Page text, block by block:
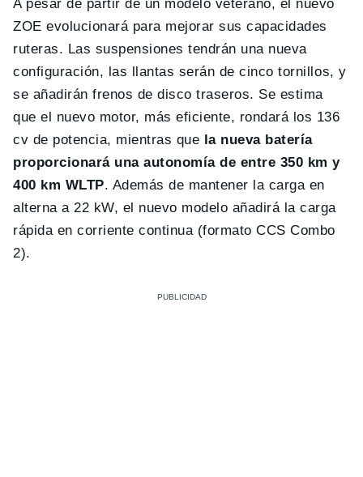
A pesar de partir de un modelo veterano, el nuevo
ZOE evolucionará para mejorar sus capacidades
ruteras. Las suspensiones tendrán una nueva
configuración, las llantas serán de cinco tornillos, y
se añadirán frenos de disco traseros. Se estima
que el nuevo motor, más eficiente, rondará los 136
cv de potencia, mientras que la nueva batería
proporcionará una autonomía de entre 350 km y
400 km WLTP. Además de mantener la carga en
alterna a 22 kW, el nuevo modelo añadirá la carga
rápida en corriente continua (formato CCS Combo
2).